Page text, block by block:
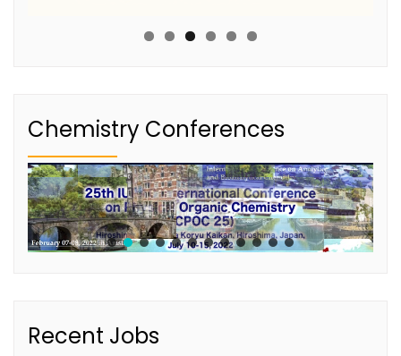
Chemistry Conferences
Recent Jobs